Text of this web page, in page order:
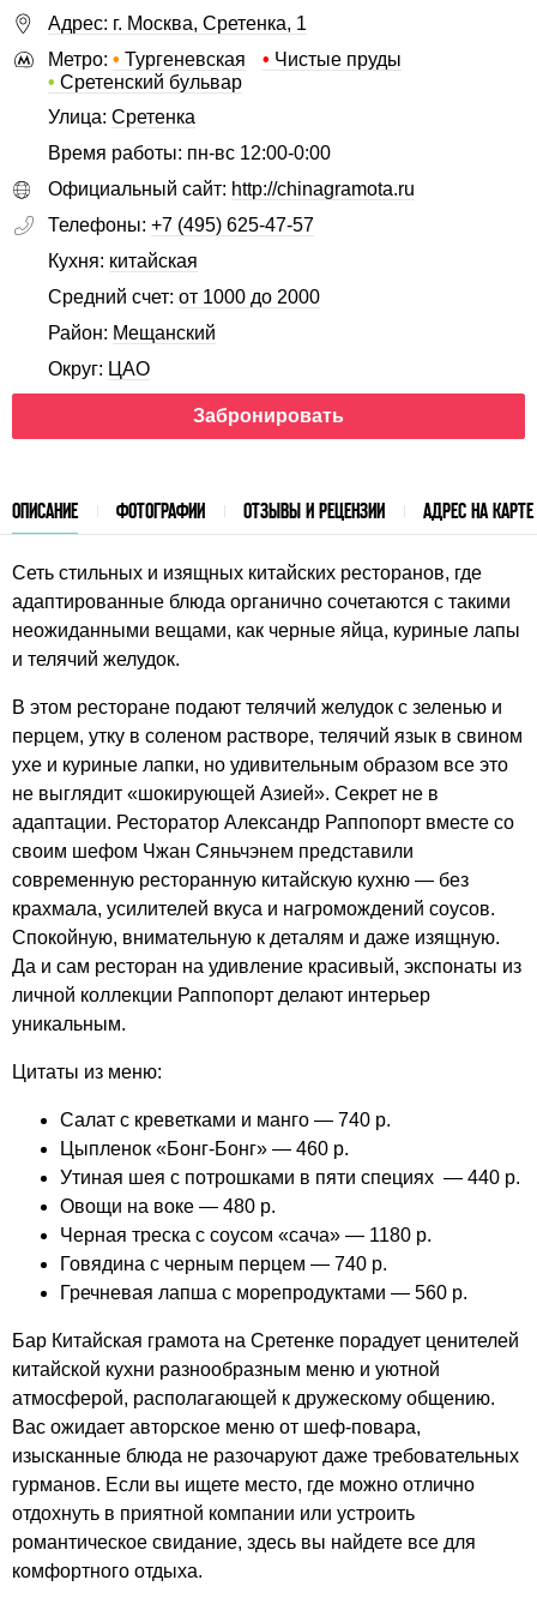
Адрес: г. Москва, Сретенка, 1
Метро: • Тургеневская • Чистые пруды
• Сретенский бульвар
Улица: Сретенка
Время работы: пн-вс 12:00-0:00
Официальный сайт: http://chinagramota.ru
Телефоны: +7 (495) 625-47-57
Кухня: китайская
Средний счет: от 1000 до 2000
Район: Мещанский
Округ: ЦАО
Забронировать
ОПИСАНИЕ ФОТОГРАФИИ ОТЗЫВЫ И РЕЦЕНЗИИ АДРЕС НА КАРТЕ
Сеть стильных и изящных китайских ресторанов, где
адаптированные блюда органично сочетаются с такими
неожиданными вещами, как черные яйца, куриные лапы
и телячий желудок.
В этом ресторане подают телячий желудок с зеленью и
перцем, утку в соленом растворе, телячий язык в свином
ухе и куриные лапки, но удивительным образом все это
не выглядит «шокирующей Азией». Секрет не в
адаптации. Ресторатор Александр Раппопорт вместе со
своим шефом Чжан Сяньчэнем представили
современную ресторанную китайскую кухню — без
крахмала, усилителей вкуса и нагромождений соусов.
Спокойную, внимательную к деталям и даже изящную.
Да и сам ресторан на удивление красивый, экспонаты из
личной коллекции Раппопорт делают интерьер
уникальным.
Цитаты из меню:
Салат с креветками и манго — 740 р.
Цыпленок «Бонг-Бонг» — 460 р.
Утиная шея с потрошками в пяти специях — 440 р.
Овощи на воке — 480 р.
Черная треска с соусом «сача» — 1180 р.
Говядина с черным перцем — 740 р.
Гречневая лапша с морепродуктами — 560 р.
Бар Китайская грамота на Сретенке порадует ценителей
китайской кухни разнообразным меню и уютной
атмосферой, располагающей к дружескому общению.
Вас ожидает авторское меню от шеф-повара,
изысканные блюда не разочаруют даже требовательных
гурманов. Если вы ищете место, где можно отлично
отдохнуть в приятной компании или устроить
романтическое свидание, здесь вы найдете все для
комфортного отдыха.